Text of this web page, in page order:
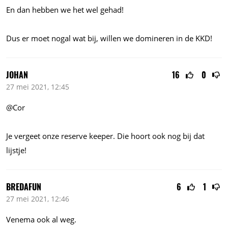
En dan hebben we het wel gehad!
Dus er moet nogal wat bij, willen we domineren in de KKD!
16 0
JOHAN
27 mei 2021, 12:45
@Cor
Je vergeet onze reserve keeper. Die hoort ook nog bij dat
lijstje!
6 1
BREDAFUN
27 mei 2021, 12:46
Venema ook al weg.